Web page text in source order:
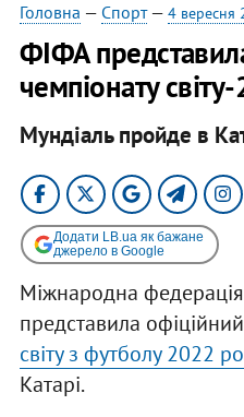
Головна — Спорт— 4 вересня
ФІФА
чемпіонату
Мундіаль пройде в
Додати LB.ua як бажане
джерело в Google
Міжнародна
представила
світу з футболу 2022
Катарі.